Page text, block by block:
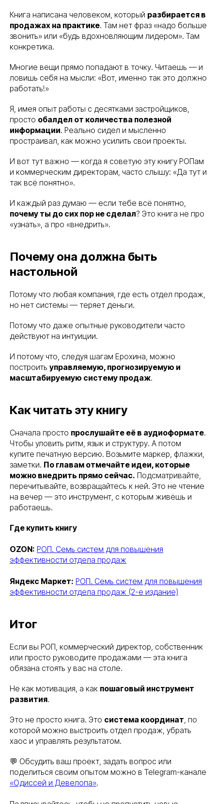
Книга написана человеком, который разбирается в
продажах на практике. Там нет фраз «надо больше
звонить» или «будь вдохновляющим лидером». Там
конкретика.
Многие вещи прямо попадают в точку. Читаешь — и
ловишь себя на мысли: «Вот, именно так это должно
работать!»
Я, имея опыт работы с десятками застройщиков,
просто обалдел от количества полезной
информации. Реально сидел и мысленно
простраивал, как можно усилить свои проекты.
И вот тут важно — когда я советую эту книгу РОПам
и коммерческим директорам, часто слышу: «Да тут и
так всё понятно».
И каждый раз думаю — если тебе всё понятно,
почему ты до сих пор не сделал? Это книга не про
«узнать», а про «внедрить».
Почему она должна быть
настольной
Потому что любая компания, где есть отдел продаж,
но нет системы — теряет деньги.
Потому что даже опытные руководители часто
действуют на интуиции.
И потому что, следуя шагам Ерохина, можно
построить управляемую, прогнозируемую и
масштабируемую систему продаж.
Как читать эту книгу
Сначала просто прослушайте её в аудиоформате.
Чтобы уловить ритм, язык и структуру. А потом
купите печатную версию. Возьмите маркер, флажки,
заметки. По главам отмечайте идеи, которые
можно внедрить прямо сейчас. Подсматривайте,
перечитывайте, возвращайтесь к ней. Это не чтение
на вечер — это инструмент, с которым живёшь и
работаешь.
Где купить книгу
OZON: РОП. Семь систем для повышения
эффективности отдела продаж
Яндекс Маркет: РОП. Семь систем для повышения
эффективности отдела продаж (2-е издание)
Итог
Если вы РОП, коммерческий директор, собственник
или просто руководите продажами — эта книга
обязана стоять у вас на столе.
Не как мотивация, а как пошаговый инструмент
развития.
Это не просто книга. Это система координат, по
которой можно выстроить отдел продаж, убрать
хаос и управлять результатом.
💬 Обсудить ваш проект, задать вопрос или
поделиться своим опытом можно в Telegram-канале
«Одиссей и Девелопа».